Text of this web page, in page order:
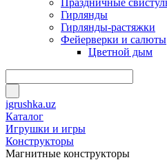
Праздничные
Гирлянды
Гирлянды-растяжки
Фейерверки и салюты
Цветной дым
igrushka.uz
Каталог
Игрушки и игры
Конструкторы
Магнитные конструкторы